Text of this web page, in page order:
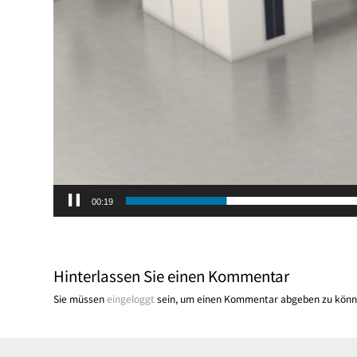
00:19
Hinterlassen Sie einen Kommentar
Sie müsseneingeloggt sein, um einen Kommentar abgeben zu